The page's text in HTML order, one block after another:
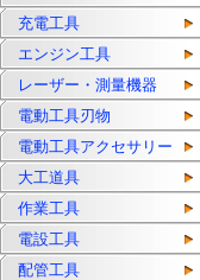
充電工具
エンジン工具
レーザー・測量機器
電動工具刃物
電動工具アクセサリー
大工道具
作業工具
電設工具
配管工具